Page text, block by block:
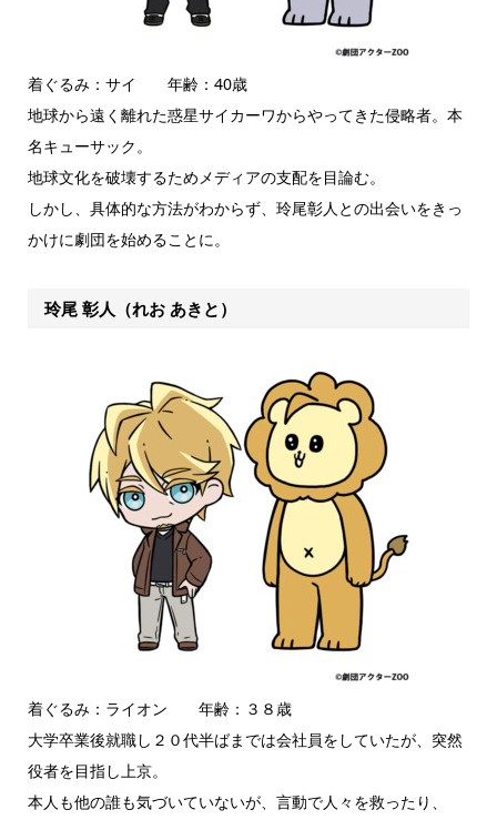
着ぐるみ：サイ 年齢：40歳
地球から遠く離れた惑星サイカーワからやってきた侵略者。本
名キューサック。
地球文化を破壊するためメディアの支配を目論む。
しかし、具体的な方法がわからず、玲尾彰人との出会いをきっ
かけに劇団を始めることに。
玲尾 彰人（れお あきと）
着ぐるみ：ライオン 年齢：３８歳
大学卒業後就職し２０代半ばまでは会社員をしていたが、突然
役者を目指し上京。
本人も他の誰も気づいていないが、言動で人々を救ったり、